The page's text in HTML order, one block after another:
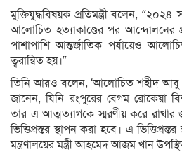
মুক্তিযুদ্ধবিষয়ক প্রতিমন্ত্রী বলেন,
আলোচিত হত্যাকাণ্ডের পর আন্দোলনের
পাশাপাশি আন্তর্জাতিক পর্যায়েও
ত্বরান্বিত হয়।”
তিনি আরও বলেন, ‘আলোচিত শহীদ আবু
জানেন, যিনি রংপুরের বেগম রোকেয়া
তার এ আত্মত্যাগকে স্মরণীয় করে রাখার
ভিত্তিপ্রস্তর স্থাপন করা হবে। এ
মন্ত্রণালয়ের মন্ত্রী আহমেদ আজম খান